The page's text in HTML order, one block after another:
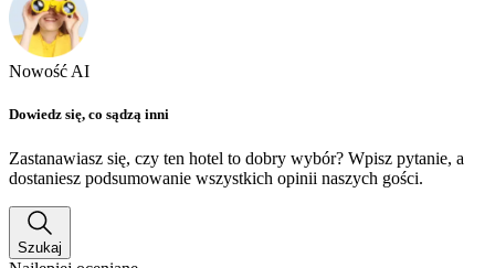
Nowość AI
Dowiedz się, co sądzą inni
Zastanawiasz się, czy ten hotel to dobry wybór? Wpisz pytanie, a
dostaniesz podsumowanie wszystkich opinii naszych gości.
Szukaj